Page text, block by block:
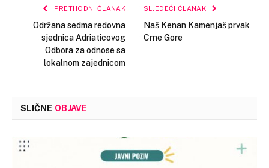
PRETHODNI ČLANAK
Održana sedma redovna
sjednica Adriaticovog
Odbora za odnose sa
lokalnom zajednicom
SLJEDEĆI ČLANAK
Naš Kenan Kamenjaš prvak
Crne Gore
SLIČNE OBJAVE